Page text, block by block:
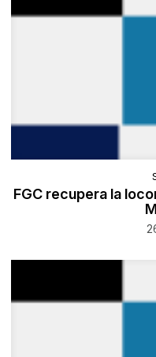
FGC recupera la